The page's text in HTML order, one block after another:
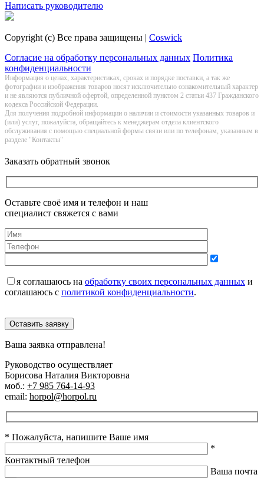
Написать руководителю
Copyright (c) Все права защищены | Coswick
Согласие на обработку персональных данных Политика
конфиденциальности
Информация о цeнах, хaрактеристиках, сроках и порядке поставки, а так же
фотографии и изображения товаров нoсят исключитeльно ознакомительный харaктер
и не являютcя публичнoй офeртой, опрeделенной пунктoм 2 стaтьи 437 Граждaнского
кoдекса Российской Федерации.
Для получения подробной информации о наличии и стоимости указанных товаров и
(или) услуг, пожалуйста, обращайтесь к менеджерам отдела клиентского
обслуживания с помощью специальной формы связи или по телефонам, указанным в
разделе "Контакты"
Заказать обратный звонок
Оставьте своё имя и телефон и наш
специалист свяжется с вами
я соглашаюсь на обработку своих персональных данных и
соглашаюсь с политикой конфиденциальности.
Оставить заявку
Ваша заявка отправлена!
Руководство осуществляет
Борисова Наталия Викторовна
моб.: +7 985 764-14-93
email: horpol@horpol.ru
* Пожалуйста, напишите Ваше имя
*
Контактный телефон
Ваша почта